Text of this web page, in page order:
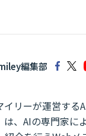
編集部
イリーが運営する
、AIの専門家に